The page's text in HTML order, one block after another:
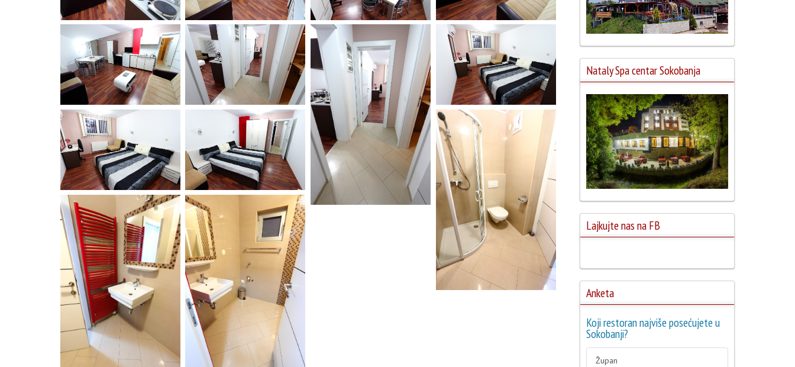
Nataly Spa centar Sokobanja
Lajkujte nas na FB
Anketa
Koji restoran najviše posećujete u
Sokobanji?
Župan